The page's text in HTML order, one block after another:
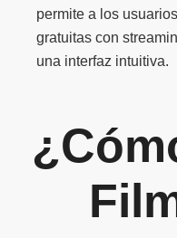
permite a los
gratuitas con
una interfaz intuitiva.